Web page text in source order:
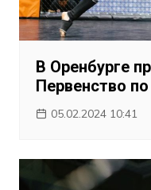
В Оренбурге
Первенство
05.02.2024 10:41